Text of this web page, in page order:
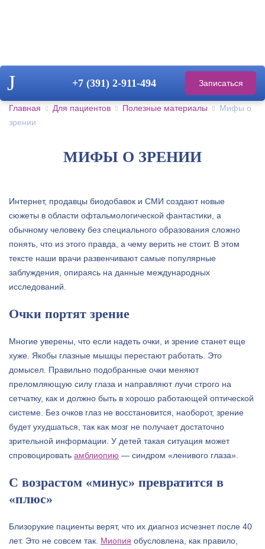
+7 (391) 2-911-494 Записаться
на прием
Главная Для пациентов Полезные материалы
Мифы о
зрении
МИФЫ О ЗРЕНИИ
Интернет, продавцы биодобавок и СМИ создают новые
сюжеты в области офтальмологической фантастики, а
обычному человеку без специального образования сложно
понять, что из этого правда, а чему верить не стоит. В этом
тексте наши врачи развенчивают самые популярные
заблуждения, опираясь на данные международных
исследований.
Очки портят зрение
Многие уверены, что если надеть очки, и зрение станет еще
хуже. Якобы глазные мышцы перестают работать. Это
домысел. Правильно подобранные очки меняют
преломляющую силу глаза и направляют лучи строго на
сетчатку, как и должно быть в хорошо работающей оптической
системе. Без очков глаз не восстановится, наоборот, зрение
будет ухудшаться, так как мозг не получает достаточно
зрительной информации. У детей такая ситуация может
спровоцировать амблиопию — синдром «ленивого глаза».
С возрастом «минус» превратится в
«плюс»
Близорукие пациенты верят, что их диагноз исчезнет после 40
лет. Это не совсем так. Миопия обусловлена, как правило,